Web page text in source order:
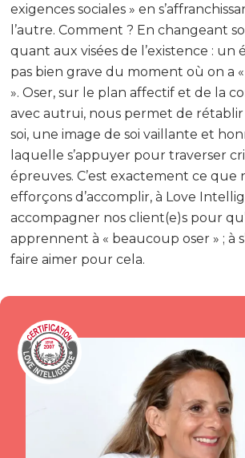
exigences sociales » en
l’autre. Comment ? En changeant
quant aux visées de l’existence : un
pas bien grave du moment où on a
». Oser, sur le plan affectif et de la
avec autrui, nous permet de
soi, une image de soi vaillante et
laquelle s’appuyer pour traverser
épreuves. C’est exactement ce que
efforçons d’accomplir, à Love
accompagner nos client(e)s pour
apprennent à « beaucoup oser » ; à
faire aimer pour cela.